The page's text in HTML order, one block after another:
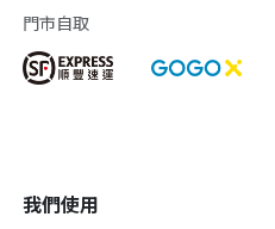
門市自取
我們使用